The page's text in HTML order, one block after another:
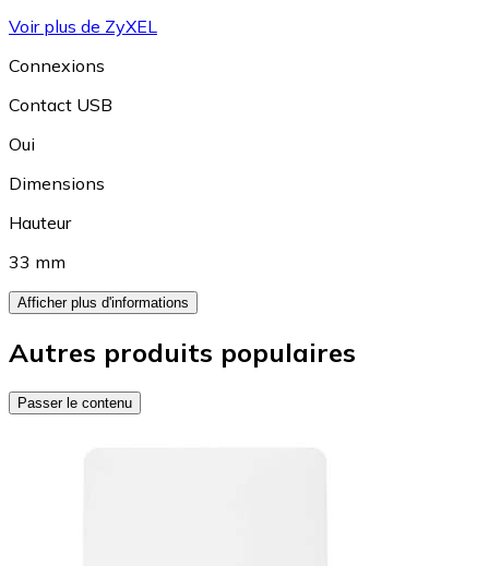
Voir plus de ZyXEL
Connexions
Contact USB
Oui
Dimensions
Hauteur
33 mm
Afficher plus d'informations
Autres produits populaires
Passer le contenu